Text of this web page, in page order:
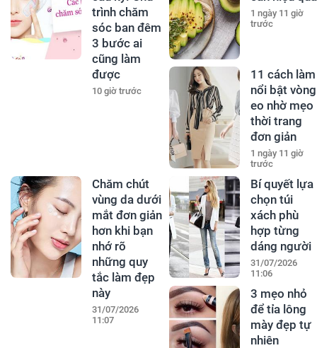
trình chăm
sóc ban đêm
3 bước ai
cũng làm
được
10 giờ trước
1 ngày 11 giờ
trước
11 cách làm
nổi bật vòng
eo nhờ mẹo
thời trang
đơn giản
1 ngày 11 giờ
trước
Chăm chút
vùng da dưới
mắt đơn giản
hơn khi bạn
nhớ rõ
những quy
tắc làm đẹp
này
31/07/2026
11:07
Bí quyết lựa
chọn túi
xách phù
hợp từng
dáng người
31/07/2026
11:06
3 mẹo nhỏ
để tỉa lông
mày đẹp tự
nhiên